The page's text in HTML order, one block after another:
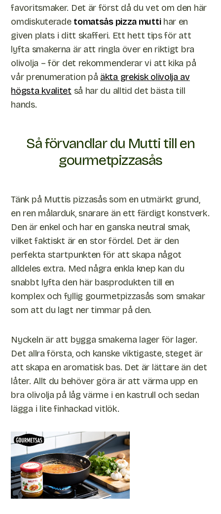
favoritsmaker. Det är först då du vet om den här
omdiskuterade tomatsås pizza muttihar en
given plats i ditt skafferi. Ett hett tips för att
lyfta smakerna är att ringla över en riktigt bra
olivolja – för det rekommenderar vi att kika på
vår prenumeration på äkta grekisk olivolja av
högsta kvalitet så har du alltid det bästa till
hands.
Så förvandlar du Mutti till en
gourmetpizzasås
Tänk på Muttis pizzasås som en utmärkt grund,
en ren målarduk, snarare än ett färdigt konstverk.
Den är enkel och har en ganska neutral smak,
vilket faktiskt är en stor fördel. Det är den
perfekta startpunkten för att skapa något
alldeles extra. Med några enkla knep kan du
snabbt lyfta den här basprodukten till en
komplex och fyllig gourmetpizzasås som smakar
som att du lagt ner timmar på den.
Nyckeln är att bygga smakerna lager för lager.
Det allra första, och kanske viktigaste, steget är
att skapa en aromatisk bas. Det är lättare än det
låter. Allt du behöver göra är att värma upp en
bra olivolja på låg värme i en kastrull och sedan
lägga i lite finhackad vitlök.